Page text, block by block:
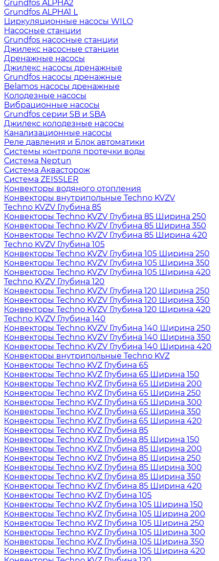
Grundfos ALPHA2
Grundfos ALPHA1 L
Циркуляционные насосы WILO
Насосные станции
Grundfos насосные станции
Джилекс насосные станции
Дренажные насосы
Джилекс насосы дренажные
Grundfos насосы дренажные
Belamos насосы дренажные
Колодезные насосы
Вибрационные насосы
Grundfos серии SB и SBA
Джилекс колодезные насосы
Канализационные насосы
Реле давления и Блок автоматики
Системы контроля протечки воды
Система Neptun
Система Аквасторож
Система ZEISSLER
Конвекторы водяного отопления
Конвекторы внутрипольные Techno KVZV
Techno KVZV Глубина 85
Конвекторы Techno KVZV Глубина 85 Ширина 250
Конвекторы Techno KVZV Глубина 85 Ширина 350
Конвекторы Techno KVZV Глубина 85 Ширина 420
Techno KVZV Глубина 105
Конвекторы Techno KVZV Глубина 105 Ширина 250
Конвекторы Techno KVZV Глубина 105 Ширина 350
Конвекторы Techno KVZV Глубина 105 Ширина 420
Techno KVZV Глубина 120
Конвекторы Techno KVZV Глубина 120 Ширина 250
Конвекторы Techno KVZV Глубина 120 Ширина 350
Конвекторы Techno KVZV Глубина 120 Ширина 420
Techno KVZV Глубина 140
Конвекторы Techno KVZV Глубина 140 Ширина 250
Конвекторы Techno KVZV Глубина 140 Ширина 350
Конвекторы Techno KVZV Глубина 140 Ширина 420
Конвекторы внутрипольные Techno KVZ
Конвекторы Techno KVZ Глубина 65
Конвекторы Techno KVZ Глубина 65 Ширина 150
Конвекторы Techno KVZ Глубина 65 Ширина 200
Конвекторы Techno KVZ Глубина 65 Ширина 250
Конвекторы Techno KVZ Глубина 65 Ширина 300
Конвекторы Techno KVZ Глубина 65 Ширина 350
Конвекторы Techno KVZ Глубина 65 Ширина 420
Конвекторы Techno KVZ Глубина 85
Конвекторы Techno KVZ Глубина 85 Ширина 150
Конвекторы Techno KVZ Глубина 85 Ширина 200
Конвекторы Techno KVZ Глубина 85 Ширина 250
Конвекторы Techno KVZ Глубина 85 Ширина 300
Конвекторы Techno KVZ Глубина 85 Ширина 350
Конвекторы Techno KVZ Глубина 85 Ширина 420
Конвекторы Techno KVZ Глубина 105
Конвекторы Techno KVZ Глубина 105 Ширина 150
Конвекторы Techno KVZ Глубина 105 Ширина 200
Конвекторы Techno KVZ Глубина 105 Ширина 250
Конвекторы Techno KVZ Глубина 105 Ширина 300
Конвекторы Techno KVZ Глубина 105 Ширина 350
Конвекторы Techno KVZ Глубина 105 Ширина 420